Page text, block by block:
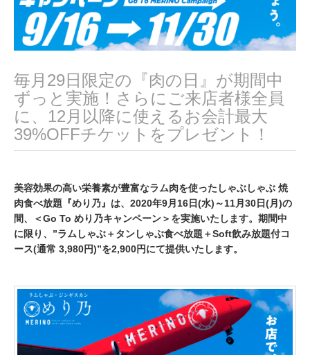
毎月29日限定の『肉の日』が期間中
ずっと実施！さらにご来店者様全員
に、12月以降に使えるお会計最大
39%OFFチケットをプレゼント！
美容効果の高い栄養素が豊富なラム肉を使ったしゃぶしゃぶ 焼
肉食べ放題『めり乃』は、2020年9月16日(水)～11月30日(月)の
間、＜Go To めり乃キャンペーン＞を実施いたします。期間中
に限り、”ラムしゃぶ＋タンしゃぶ食べ放題＋Soft飲み放題付コ
ース(通常 3,980円)”を2,900円にて提供いたします。